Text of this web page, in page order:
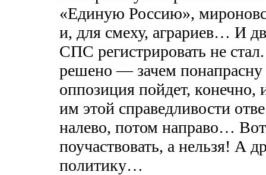
«Единую Россию»,
и, для смеху, аграриев… И
СПС регистрировать не
решено — зачем понапрасну
оппозиция пойдет, конечно,
им этой справедливости
налево, потом направо…
поучаствовать, а нельзя! А
политику…